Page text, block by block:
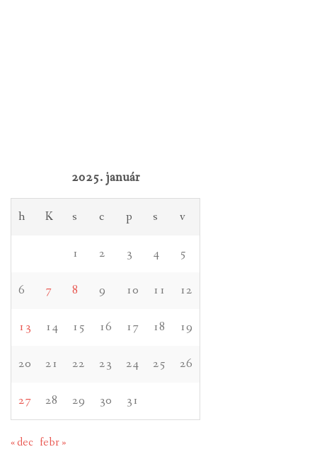
2025. január
h K s c p s v
1 2 3 4 5
6 7 8 9 10 11 12
13 14 15 16 17 18 19
20 21 22 23 24 25 26
27 28 29 30 31
« dec febr »